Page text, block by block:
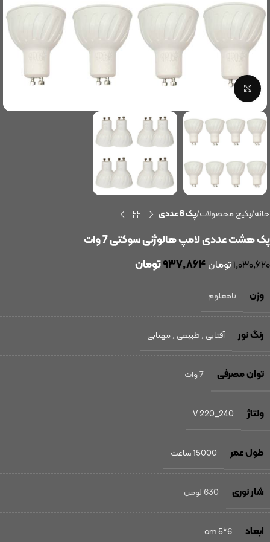
بزرگنمایی تصویر
خانه پکیج محصولات پک 8 عددی
پک هشت عددی لامپ هالوژنی سوکتی 7 وات
۱,۰۳۰,۶۲۰تومان۹۳۷,۸۶۴تومان
وزن نامعلوم
رنگ نور آفتابی ,طبیعی ,مهتابی
توان مصرفی 7 وات
ولتاژ 240_220 V
طول عمر 15000 ساعت
شار نوری 630 لومن
ابعاد 6*5 cm